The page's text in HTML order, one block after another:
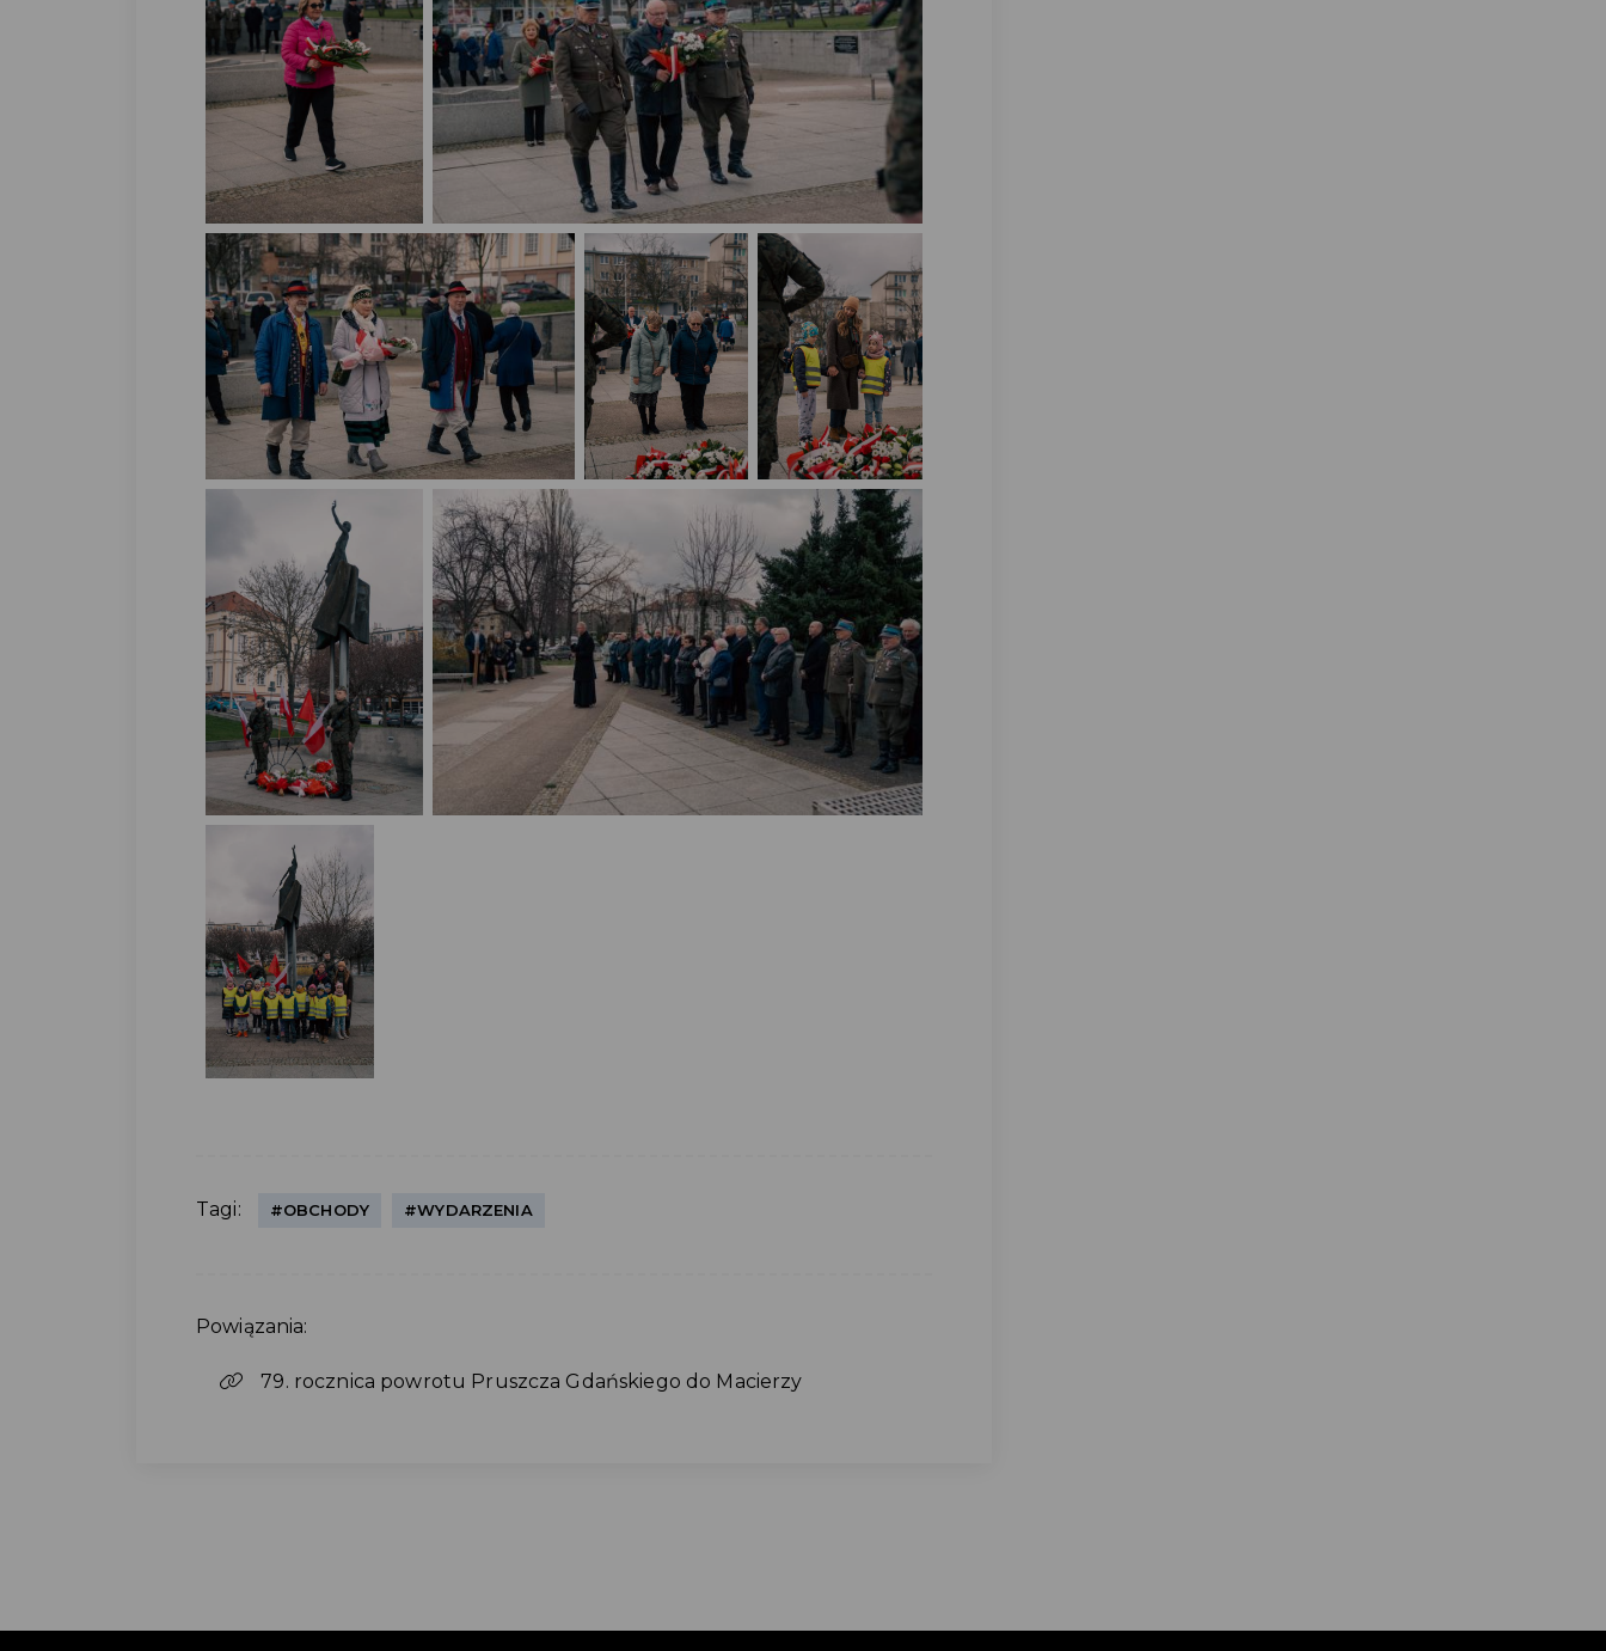
Tagi: #OBCHODY #WYDARZENIA
Powiązania:
79. rocznica powrotu Pruszcza Gdańskiego do Macierzy